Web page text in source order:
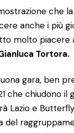
che
anche i più
molto piacere
Tortora.
gara, ben
che chiudono il
Lazio e